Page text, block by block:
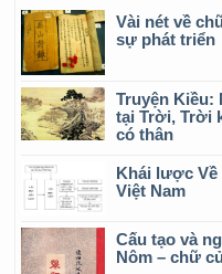
Vài nét về
sự phát triển
Truyện Kiều:
tại Trời, Trời
có thân
Khái lược Về
Việt Nam
Cấu tạo và
Nôm – chữ